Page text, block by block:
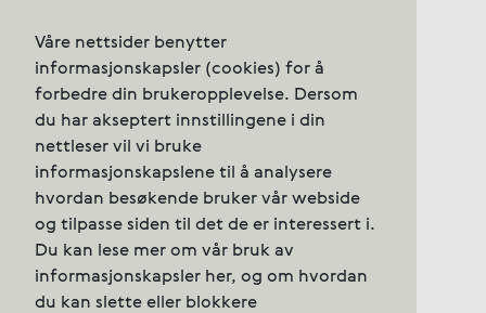
Våre nettsider benytter
informasjonskapsler (cookies) for å
forbedre din brukeropplevelse. Dersom
du har akseptert innstillingene i din
nettleser vil vi bruke
informasjonskapslene til å analysere
hvordan besøkende bruker vår webside
og tilpasse siden til det de er interessert i.
Du kan lese mer om vår bruk av
informasjonskapsler her, og om hvordan
du kan slette eller blokkere